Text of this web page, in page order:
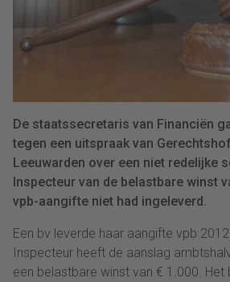
De staatssecretaris van Financiën
tegen een uitspraak van
Leeuwarden over een niet redelijke
Inspecteur van de belastbare winst
vpb-aangifte niet had ingeleverd.
Een bv leverde haar aangifte vpb
Inspecteur heeft de aanslag
een belastbare winst van € 1.000.